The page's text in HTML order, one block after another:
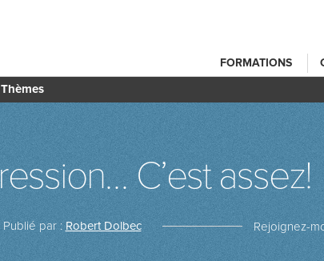
FORMATIONS
Thèmes
C’est assez!
Publié par : Robert Dolbec Rejoignez-